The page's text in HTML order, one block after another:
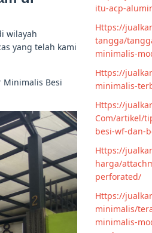
wilayah
yang telah kami
Minimalis Besi
itu-acp-
Https://
tangga/
minimalis-
Https://
minimalis-
Https://
Com/artikel/
besi-wf-dan-
Https://
harga/
perforated/
Https://
minimalis/
minimalis-